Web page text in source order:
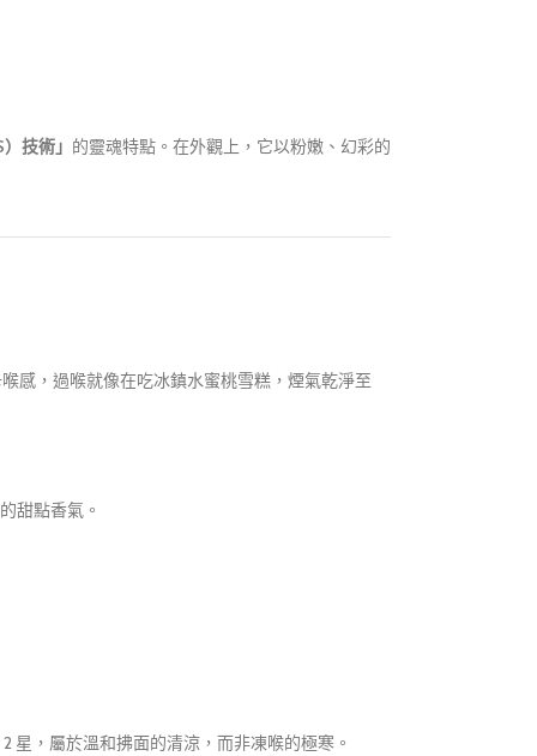
技術」 的靈魂特點。在外觀上，它以粉嫩、幻彩的
感，過喉就像在吃冰鎮水蜜桃雪糕，煙氣乾淨至
甜點香氣。
星，屬於溫和拂面的清涼，而非凍喉的極寒。